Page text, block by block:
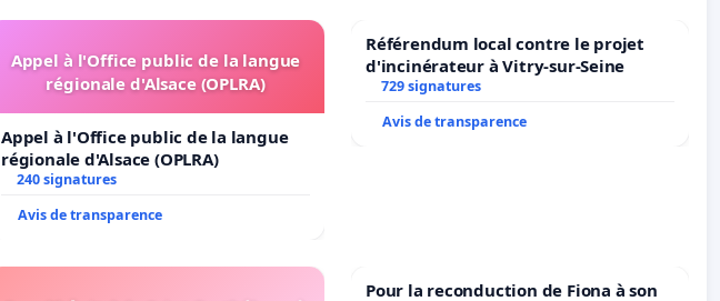
Appel à l'Office public de la langue
régionale d'Alsace (OPLRA)
Appel à l'Office public de la langue
régionale d'Alsace (OPLRA)
240 signatures
Avis de transparence
Référendum local contre le projet
d'incinérateur à Vitry-sur-Seine
729 signatures
Avis de transparence
Pour la reconduction de Fiona à son